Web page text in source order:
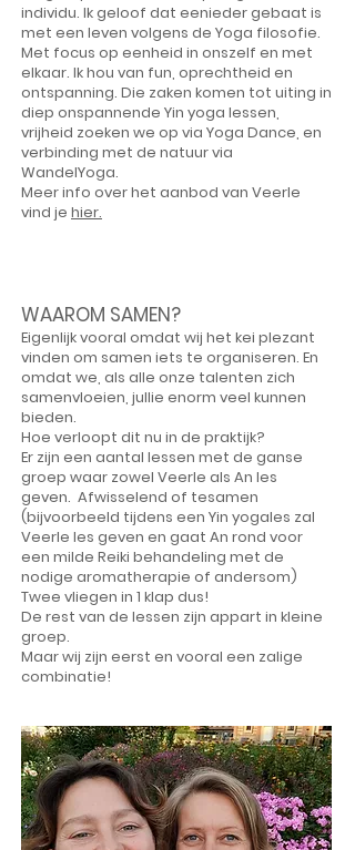
individu. Ik geloof dat eenieder gebaat is
met een leven volgens de Yoga filosofie.
Met focus op eenheid in onszelf en met
elkaar. Ik hou van fun, oprechtheid en
ontspanning. Die zaken komen tot uiting in
diep onspannende Yin yoga lessen,
vrijheid zoeken we op via Yoga Dance, en
verbinding met de natuur via
WandelYoga.
Meer info over het aanbod van Veerle
vind je hier.
WAAROM SAMEN?
Eigenlijk vooral omdat wij het kei plezant
vinden om samen iets te organiseren. En
omdat we, als alle onze talenten zich
samenvloeien, jullie enorm veel kunnen
bieden.
Hoe verloopt dit nu in de praktijk?
Er zijn een aantal lessen met de ganse
groep waar zowel Veerle als An les
geven. Afwisselend of tesamen
(bijvoorbeeld tijdens een Yin yogales zal
Veerle les geven en gaat An rond voor
een milde Reiki behandeling met de
nodige aromatherapie of andersom)
Twee vliegen in 1 klap dus!
De rest van de lessen zijn appart in kleine
groep.
Maar wij zijn eerst en vooral een zalige
combinatie!